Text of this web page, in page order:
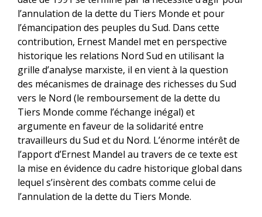
l’annulation de la dette du Tiers Monde et pour
l’émancipation des peuples du Sud. Dans cette
contribution, Ernest Mandel met en perspective
historique les relations Nord Sud en utilisant la
grille d’analyse marxiste, il en vient à la question
des mécanismes de drainage des richesses du Sud
vers le Nord (le remboursement de la dette du
Tiers Monde comme l’échange inégal) et
argumente en faveur de la solidarité entre
travailleurs du Sud et du Nord. L’énorme intérêt de
l’apport d’Ernest Mandel au travers de ce texte est
la mise en évidence du cadre historique global dans
lequel s’insèrent des combats comme celui de
l’annulation de la dette du Tiers Monde.